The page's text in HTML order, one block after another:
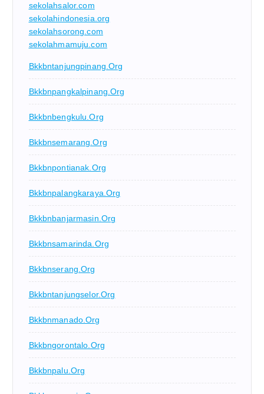
sekolahsalor.com
sekolahindonesia.org
sekolahsorong.com
sekolahmamuju.com
Bkkbntanjungpinang.org
Bkkbnpangkalpinang.org
Bkkbnbengkulu.org
Bkkbnsemarang.org
Bkkbnpontianak.org
Bkkbnpalangkaraya.org
Bkkbnbanjarmasin.org
Bkkbnsamarinda.org
Bkkbnserang.org
Bkkbntanjungselor.org
Bkkbnmanado.org
Bkkbngorontalo.org
Bkkbnpalu.org